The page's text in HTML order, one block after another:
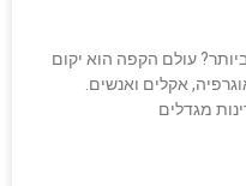
עולם הקפה הוא יקום
אקלים ואנשים.
מגדלים